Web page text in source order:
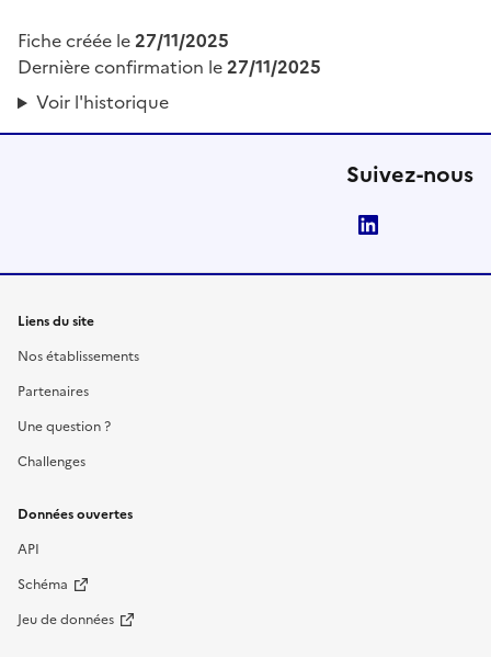
Fiche créée le27/11/2025
Dernière confirmation le27/11/2025
Voir l'historique
Suivez-nous
Liens du site
Nos établissements
Partenaires
Une question ?
Challenges
Données ouvertes
API
Schéma
Jeu de données